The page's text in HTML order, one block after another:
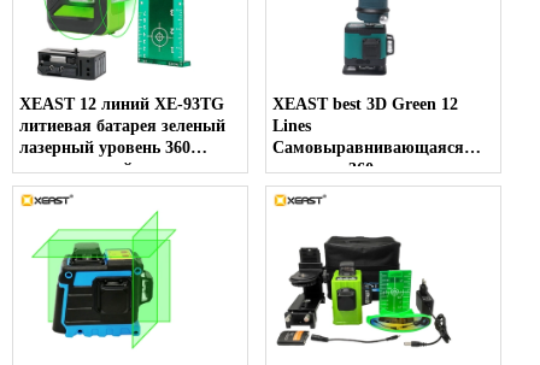
XEAST 12 линий XE-93TG
литиевая батарея зеленый
лазерный уровень 360
вертикальный и
горизонтальный
самонивелирующийся
поперечный 3D лазерный
уровень
XEAST best 3D Green 12
Lines
Самовыравнивающаяся
линия на 360 градусов
Лазерный измеритель
уровня для пола / стены /
потолка / лестницы
Украшение